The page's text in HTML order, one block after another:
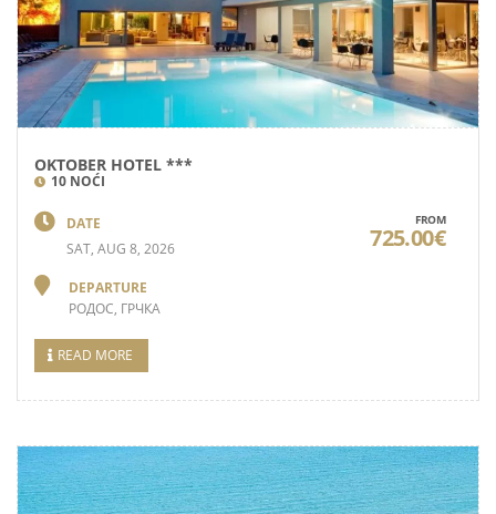
OKTOBER HOTEL ***
10 NOĆI
DATE
SAT, AUG 8, 2026
DEPARTURE
РОДОС, ГРЧКА
FROM
725.00€
READ MORE